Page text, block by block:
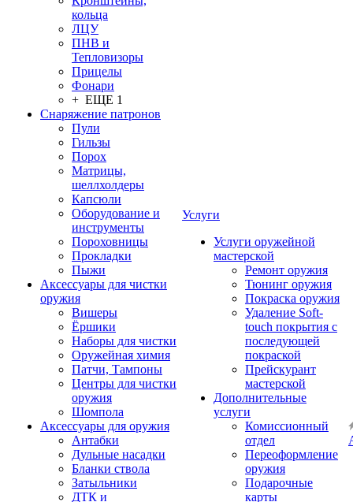
кольца
ЛЦУ
ПНВ и
Тепловизоры
Прицелы
Фонари
+ ЕЩЕ 1
Снаряжение патронов
Пули
Гильзы
Порох
Матрицы,
шеллхолдеры
Капсюли
Оборудование и
инструменты
Пороховницы
Прокладки
Пыжи
Аксессуары для чистки
оружия
Вишеры
Ёршики
Наборы для чистки
Оружейная химия
Патчи, Тампоны
Центры для чистки
оружия
Шомпола
Аксессуары для оружия
Антабки
Дульные насадки
Бланки ствола
Затыльники
ДТК и
Услуги
Услуги оружейной
мастерской
Ремонт оружия
Тюнинг оружия
Покраска оружия
Удаление Soft-
touch покрытия с
последующей
покраской
Прейскурант
мастерской
Дополнительные
услуги
Комиссионный
отдел
Переоформление
оружия
Подарочные
карты